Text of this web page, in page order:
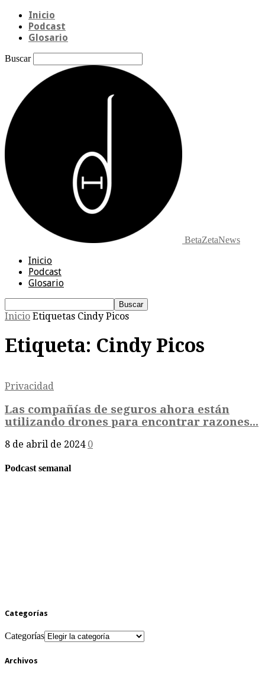
Inicio
Podcast
Glosario
Buscar
BetaZetaNews
Inicio
Podcast
Glosario
Inicio Etiquetas Cindy Picos
Etiqueta: Cindy Picos
Privacidad
Las compañías de seguros ahora están
utilizando drones para encontrar razones...
8 de abril de 2024 0
Podcast semanal
Categorías
Categorías
Archivos